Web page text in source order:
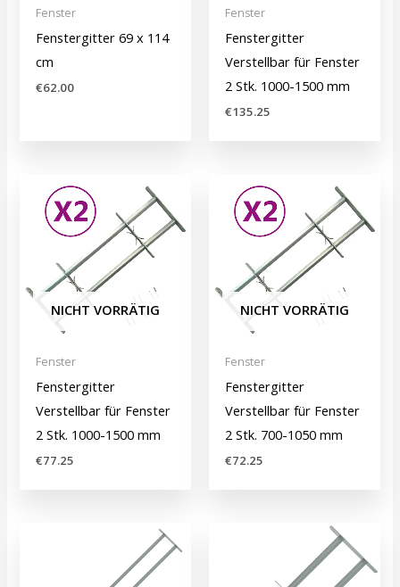
Fenster
Fenstergitter 69 x 114
cm
€62.00
Fenster
Fenstergitter
Verstellbar für Fenster
2 Stk. 1000-1500 mm
€135.25
NICHT VORRÄTIG
Fenster
Fenstergitter
Verstellbar für Fenster
2 Stk. 1000-1500 mm
€77.25
NICHT VORRÄTIG
Fenster
Fenstergitter
Verstellbar für Fenster
2 Stk. 700-1050 mm
€72.25